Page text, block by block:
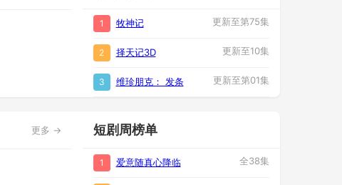
1 牧神记 更新至第75集
2 择天记3D 更新至10集
3 维珍朋克： 发条 更新至第01集
更多 → 短剧周榜单
1 爱意随真心降临 全38集